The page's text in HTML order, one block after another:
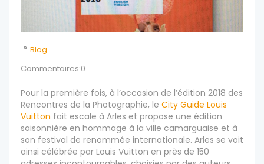
Blog
Commentaires:0
Pour la première fois, à l’occasion de l’édition 2018 des
Rencontres de la Photographie, le City Guide Louis
Vuitton fait escale à Arles et propose une édition
saisonnière en hommage à la ville camarguaise et à
son festival de renommée internationale. Arles se voit
ainsi célébrée par Louis Vuitton en près de 150